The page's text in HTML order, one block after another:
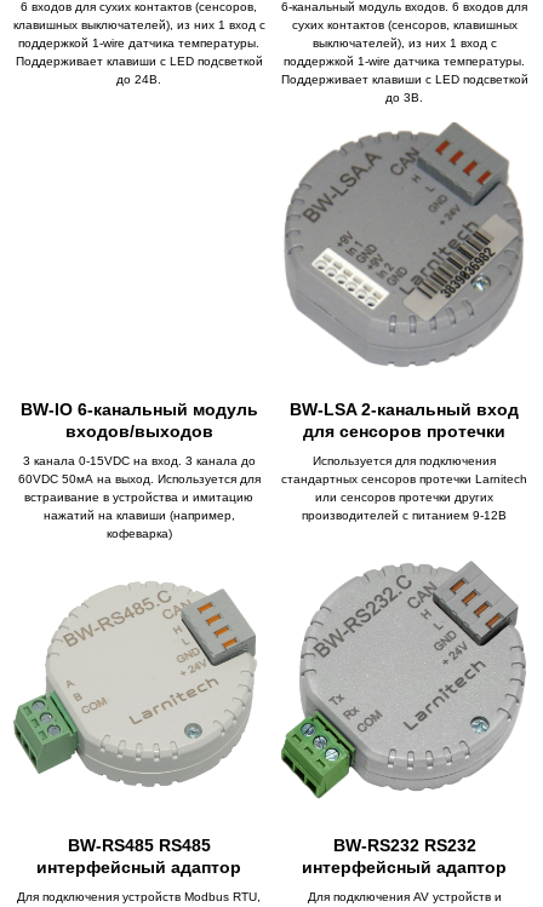
6 входов для сухих контактов (сенсоров,
клавишных выключателей), из них 1 вход с
поддержкой 1-wire датчика температуры.
Поддерживает клавиши с LED подсветкой
до 24В.
6-канальный модуль входов. 6 входов для
сухих контактов (сенсоров, клавишных
выключателей), из них 1 вход с
поддержкой 1-wire датчика температуры.
Поддерживает клавиши с LED подсветкой
до 3В.
BW-IO 6-канальный модуль
входов/выходов
3 канала 0-15VDC на вход. 3 канала до
60VDC 50мА на выход. Используется для
встраивание в устройства и имитацию
нажатий на клавиши (например,
кофеварка)
BW-LSA 2-канальный вход
для сенсоров протечки
Используется для подключения
стандартных сенсоров протечки Larnitech
или сенсоров протечки других
производителей с питанием 9-12В
BW-RS485 RS485
интерфейсный адаптор
Для подключения устройств Modbus RTU,
BW-RS232 RS232
интерфейсный адаптор
Для подключения AV устройств и